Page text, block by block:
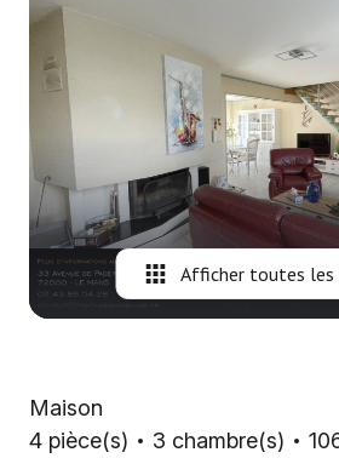
Fontaine
Immobilier
Gironde
Alerte
e-
mail
Afficher toutes les
Maison
4 pièce(s)
3 chambre(s)